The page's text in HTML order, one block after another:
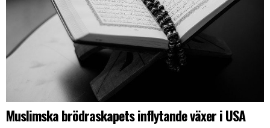
Muslimska brödraskapets inflytande växer i USA